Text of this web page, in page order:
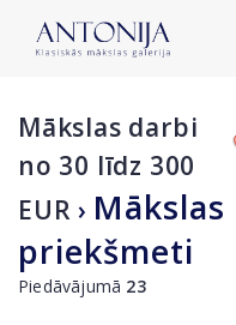
Mākslas darbi
no 30 līdz 300
EUR › Mākslas
priekšmeti
Piedāvājumā 23